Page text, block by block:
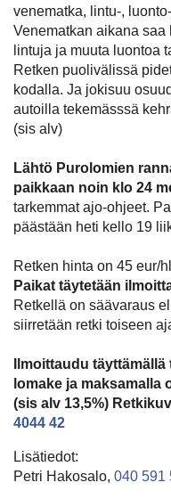
venematka, lintu-,
Venematkan aikana
lintuja ja muuta luontoa
Retken puolivälissä
kodalla. Ja jokisuu
autoilla tekemässsä
(sis alv)
Lähtö Purolomien
paikkaan noin klo 24
tarkemmat ajo-ohjeet.
päästään heti kello 19
Retken hinta on 45 eur/
Paikat täytetään
Retkellä on säävaraus
siirretään retki toiseen
Ilmoittaudu
lomake ja maksamalla
(sis alv 13,5%)
4044 42
Lisätiedot:
Petri Hakosalo, 040 591